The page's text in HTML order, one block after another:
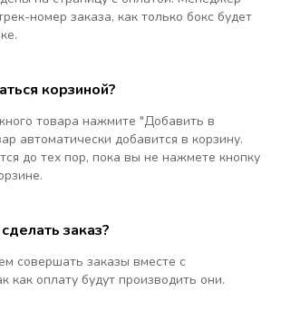
номер заказа, как только бокс будет
корзиной?
товара нажмите "Добавить в
автоматически добавится в корзину.
до тех пор, пока вы не нажмете кнопку
заказ?
совершать заказы вместе с
как оплату будут производить они.